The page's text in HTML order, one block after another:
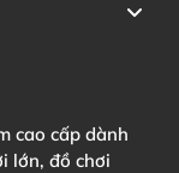
cao cấp dành
lớn, đồ chơi